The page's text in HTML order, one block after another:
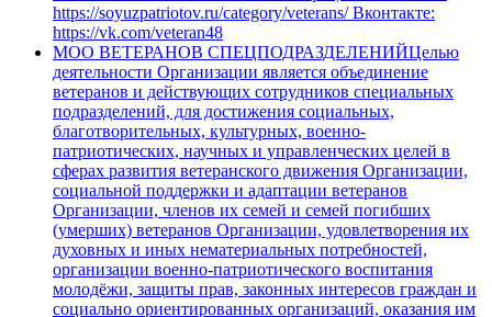
https://soyuzpatriotov.ru/category/veterans/ Вконтакте:
https://vk.com/veteran48
МОО ВЕТЕРАНОВ СПЕЦПОДРАЗДЕЛЕНИЙЦелью
деятельности Организации является объединение
ветеранов и действующих сотрудников специальных
подразделений, для достижения социальных,
благотворительных, культурных, военно-
патриотических, научных и управленческих целей в
сферах развития ветеранского движения Организации,
социальной поддержки и адаптации ветеранов
Организации, членов их семей и семей погибших
(умерших) ветеранов Организации, удовлетворения их
духовных и иных нематериальных потребностей,
организации военно-патриотического воспитания
молодёжи, защиты прав, законных интересов граждан и
социально ориентированных организаций, оказания им